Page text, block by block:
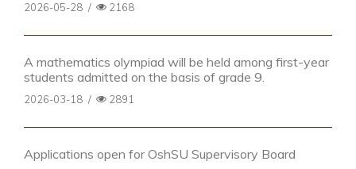
2026-05-28 / 2168
A mathematics olympiad will be held among first-year
students admitted on the basis of grade 9.
2026-03-18 / 2891
Applications open for OshSU Supervisory Board